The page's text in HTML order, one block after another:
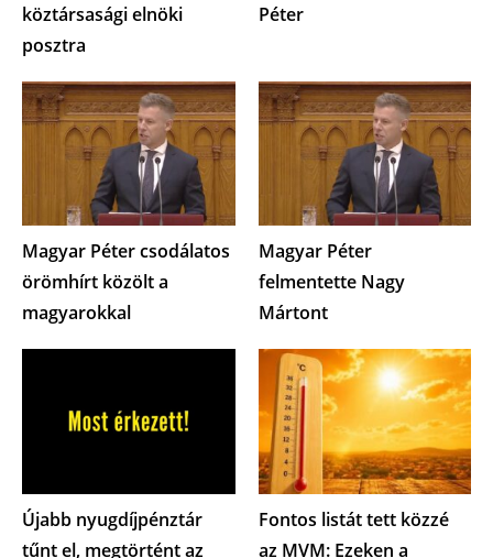
köztársasági elnöki
posztra
Péter
Magyar Péter csodálatos
örömhírt közölt a
magyarokkal
Magyar Péter
felmentette Nagy
Mártont
Újabb nyugdíjpénztár
tűnt el, megtörtént az
Fontos listát tett közzé
az MVM: Ezeken a